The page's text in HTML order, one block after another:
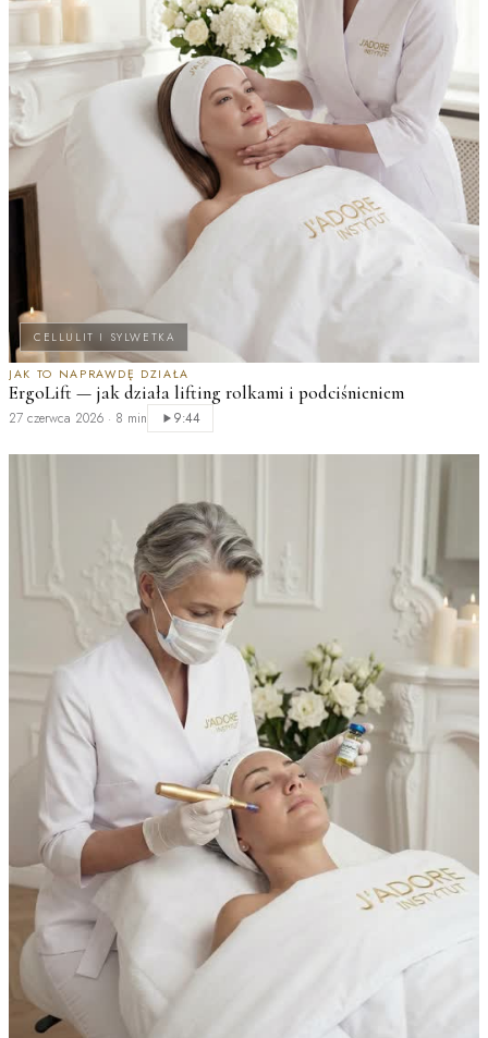
CELLULIT I SYLWETKA
JAK TO NAPRAWDĘ DZIAŁA
ErgoLift — jak działa lifting rolkami i podciśnieniem
27 czerwca 2026 · 8 min 9:44